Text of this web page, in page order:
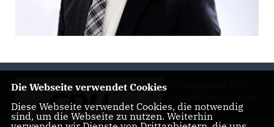
CDU-
Gemeindeverbands
Die Webseite verwendet Cookies
Diese Webseite verwendet Cookies, die notwendig
sind, um die Webseite zu nutzen. Weiterhin